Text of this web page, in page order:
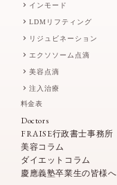
インモード
LDMリフティング
リジュビネーション
エクソソーム点滴
美容点滴
注入治療
料金表
Doctors
FRAISE行政書士事務所
美容コラム
ダイエットコラム
慶應義塾卒業生の皆様へ